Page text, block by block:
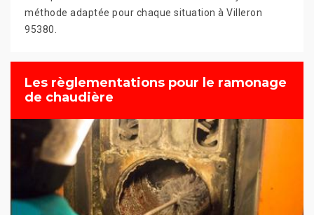
méthode adaptée pour chaque situation à Villeron
95380.
Les règlementations pour le ramonage
de chaudière